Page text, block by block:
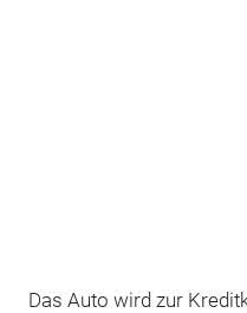
Das Auto wird zur